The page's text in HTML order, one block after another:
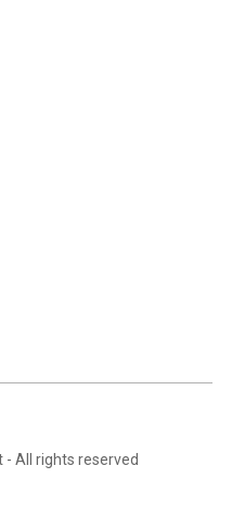
- All rights reserved